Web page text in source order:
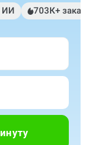
ИИ 703К+